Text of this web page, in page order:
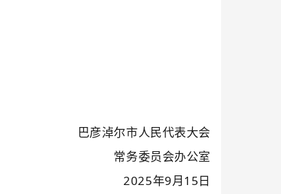
巴彦淖尔市人民代表大会
常务委员会办公室
2025年9月15日